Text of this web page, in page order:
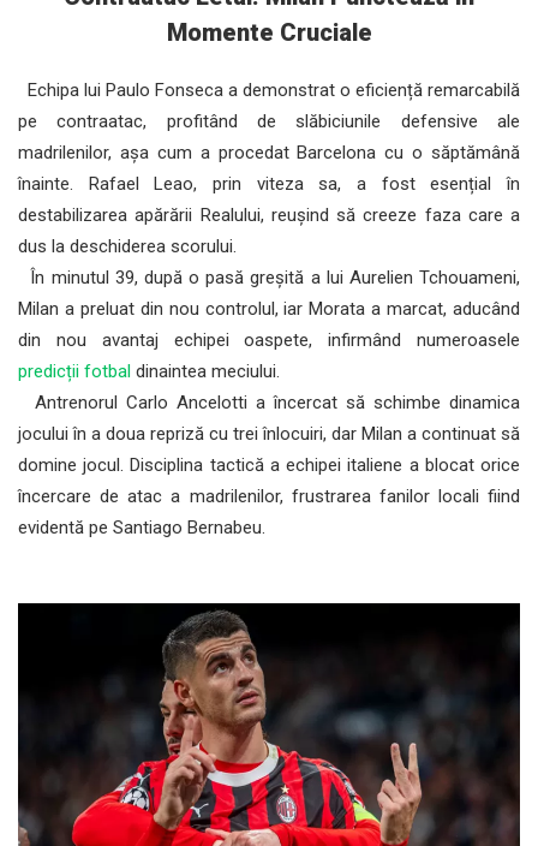
Momente Cruciale
Echipa lui Paulo Fonseca a demonstrat o eficiență remarcabilă
pe contraatac, profitând de slăbiciunile defensive ale
madrilenilor, așa cum a procedat Barcelona cu o săptămână
înainte. Rafael Leao, prin viteza sa, a fost esențial în
destabilizarea apărării Realului, reușind să creeze faza care a
dus la deschiderea scorului.
În minutul 39, după o pasă greșită a lui Aurelien Tchouameni,
Milan a preluat din nou controlul, iar Morata a marcat, aducând
din nou avantaj echipei oaspete, infirmând numeroasele
predicții fotbal dinaintea meciului.
Antrenorul Carlo Ancelotti a încercat să schimbe dinamica
jocului în a doua repriză cu trei înlocuiri, dar Milan a continuat să
domine jocul. Disciplina tactică a echipei italiene a blocat orice
încercare de atac a madrilenilor, frustrarea fanilor locali fiind
evidentă pe Santiago Bernabeu.